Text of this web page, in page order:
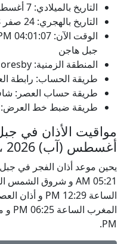
التاريخ بالميلادي: 7 أغسطس (آب) 2026
التاريخ بالهجري: 24 صفر 1448
الوقت الآن: 04:01:07
جبل هاجن
المنطقة الزمنية: Pacific/Port_Moresby
طريقة الحساب: رابطة
طريقة حساب العصر:
طريقة ضبط خط العرض:
أغسطس (آب) 2026 ، 24 صفر 1448
يحين موعد أذان الفجر في جبل
PM.